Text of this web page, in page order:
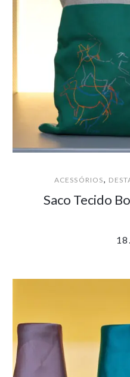
ACESSÓRIOS,
Saco Tecido